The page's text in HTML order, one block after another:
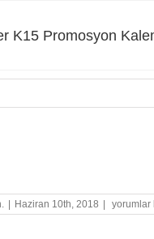
K15 Promosyon
Haziran 10th, 2018
Schneider
K15
yorumlar